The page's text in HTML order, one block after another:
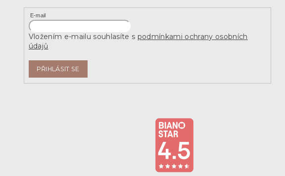
E-mail
Vložením e-mailu souhlasíte s podmínkami ochrany osobních
údajů
PŘIHLÁSIT SE